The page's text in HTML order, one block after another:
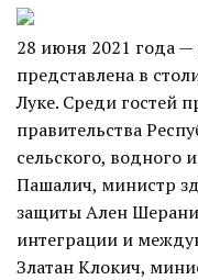
28 июня 2021 года
представлена в
Луке. Среди гостей
правительства
сельского, водного
Пашалич, министр
защиты Ален
интеграции и
Златан Клокич,